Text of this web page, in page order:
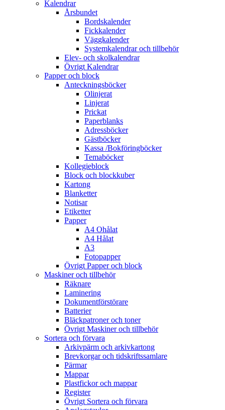
Kalendrar
Årsbundet
Bordskalender
Fickkalender
Väggkalender
Systemkalendrar och tillbehör
Elev- och skolkalendrar
Övrigt Kalendrar
Papper och block
Anteckningsböcker
Olinjerat
Linjerat
Prickat
Paperblanks
Adressböcker
Gästböcker
Kassa /Bokföringböcker
Temaböcker
Kollegieblock
Block och blockkuber
Kartong
Blanketter
Notisar
Etiketter
Papper
A4 Ohålat
A4 Hålat
A3
Fotopapper
Övrigt Papper och block
Maskiner och tillbehör
Räknare
Laminering
Dokumentförstörare
Batterier
Bläckpatroner och toner
Övrigt Maskiner och tillbehör
Sortera och förvara
Arkivpärm och arkivkartong
Brevkorgar och tidskriftssamlare
Pärmar
Mappar
Plastfickor och mappar
Register
Övrigt Sortera och förvara